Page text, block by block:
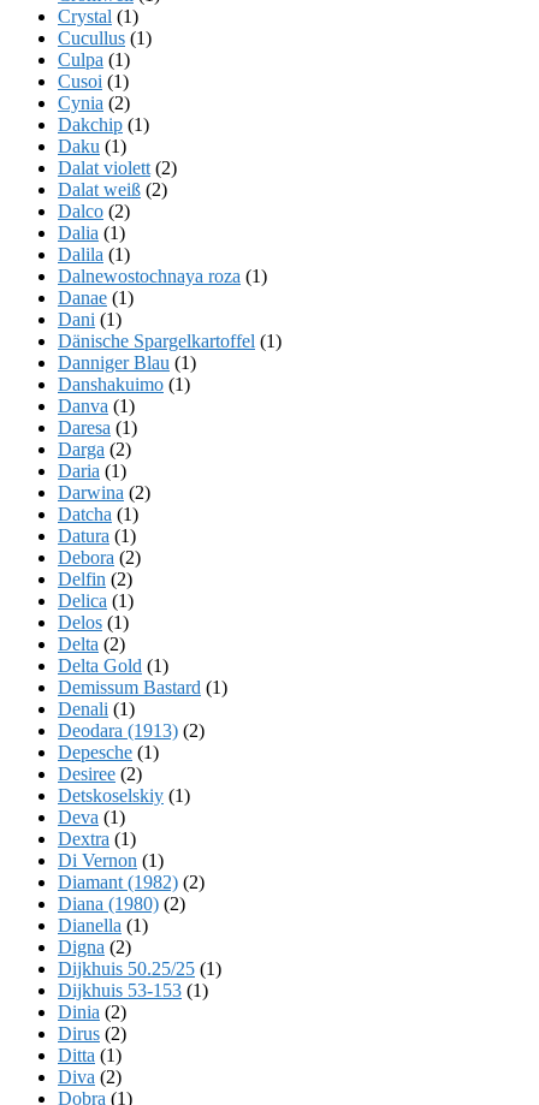
Crystal (1)
Cucullus (1)
Culpa (1)
Cusoi (1)
Cynia (2)
Dakchip (1)
Daku (1)
Dalat violett (2)
Dalat weiß (2)
Dalco (2)
Dalia (1)
Dalila (1)
Dalnewostochnaya roza (1)
Danae (1)
Dani (1)
Dänische Spargelkartoffel (1)
Danniger Blau (1)
Danshakuimo (1)
Danva (1)
Daresa (1)
Darga (2)
Daria (1)
Darwina (2)
Datcha (1)
Datura (1)
Debora (2)
Delfin (2)
Delica (1)
Delos (1)
Delta (2)
Delta Gold (1)
Demissum Bastard (1)
Denali (1)
Deodara (1913) (2)
Depesche (1)
Desiree (2)
Detskoselskiy (1)
Deva (1)
Dextra (1)
Di Vernon (1)
Diamant (1982) (2)
Diana (1980) (2)
Dianella (1)
Digna (2)
Dijkhuis 50.25/25 (1)
Dijkhuis 53-153 (1)
Dinia (2)
Dirus (2)
Ditta (1)
Diva (2)
Dobra (1)